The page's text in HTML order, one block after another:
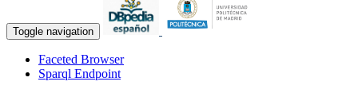
Toggle navigation
Faceted Browser
Sparql Endpoint